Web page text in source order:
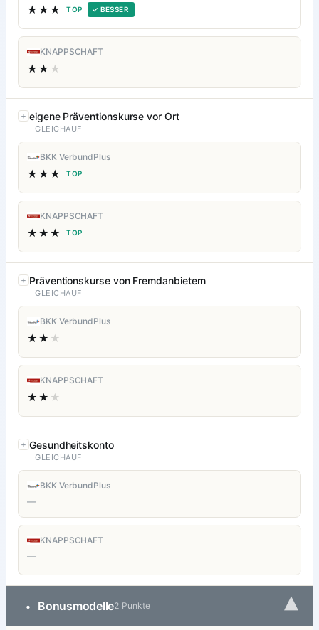
★★★ TOP ✓ BESSER
KNAPPSCHAFT
★★ ★
eigene Präventionskurse vor Ort
GLEICHAUF
BKK VerbundPlus
★★★ TOP
KNAPPSCHAFT
★★★ TOP
Präventionskurse von Fremdanbietern
GLEICHAUF
BKK VerbundPlus
★★ ★
KNAPPSCHAFT
★★ ★
Gesundheitskonto
GLEICHAUF
BKK VerbundPlus
—
KNAPPSCHAFT
—
• Bonusmodelle2 Punkte ▾